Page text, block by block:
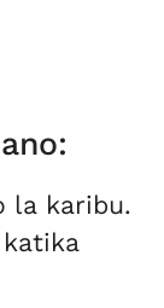
la karibu.
katika